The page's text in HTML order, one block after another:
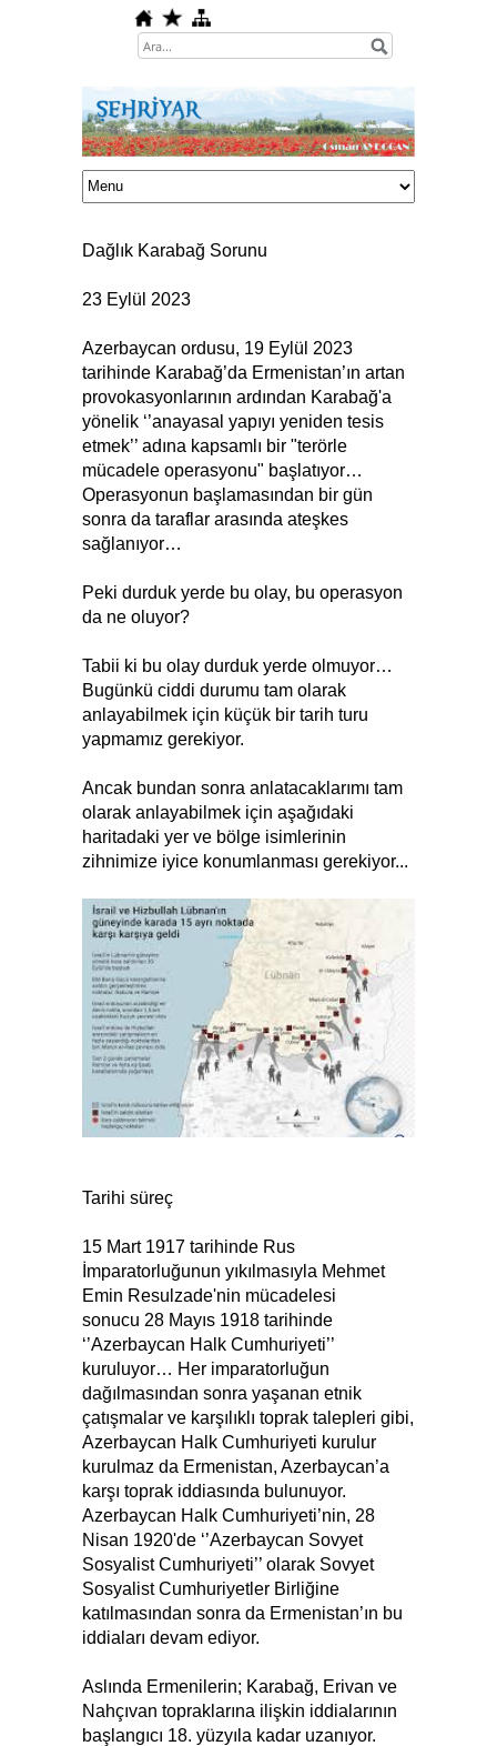
Dağlık Karabağ Sorunu
23 Eylül 2023
Azerbaycan ordusu, 19 Eylül 2023
tarihinde Karabağ’da Ermenistan’ın artan
provokasyonlarının ardından Karabağ'a
yönelik ‘’anayasal yapıyı yeniden tesis
etmek’’ adına kapsamlı bir "terörle
mücadele operasyonu" başlatıyor…
Operasyonun başlamasından bir gün
sonra da taraflar arasında ateşkes
sağlanıyor…
Peki durduk yerde bu olay, bu operasyon
da ne oluyor?
Tabii ki bu olay durduk yerde olmuyor…
Bugünkü ciddi durumu tam olarak
anlayabilmek için küçük bir tarih turu
yapmamız gerekiyor.
Ancak bundan sonra anlatacaklarımı tam
olarak anlayabilmek için aşağıdaki
haritadaki yer ve bölge isimlerinin
zihnimize iyice konumlanması gerekiyor...
Tarihi süreç
15 Mart 1917 tarihinde Rus
İmparatorluğunun yıkılmasıyla Mehmet
Emin Resulzade'nin mücadelesi
sonucu 28 Mayıs 1918 tarihinde
‘’Azerbaycan Halk Cumhuriyeti’’
kuruluyor… Her imparatorluğun
dağılmasından sonra yaşanan etnik
çatışmalar ve karşılıklı toprak talepleri gibi,
Azerbaycan Halk Cumhuriyeti kurulur
kurulmaz da Ermenistan, Azerbaycan’a
karşı toprak iddiasında bulunuyor.
Azerbaycan Halk Cumhuriyeti’nin, 28
Nisan 1920'de ‘’Azerbaycan Sovyet
Sosyalist Cumhuriyeti’’ olarak Sovyet
Sosyalist Cumhuriyetler Birliğine
katılmasından sonra da Ermenistan’ın bu
iddiaları devam ediyor.
Aslında Ermenilerin; Karabağ, Erivan ve
Nahçıvan topraklarına ilişkin iddialarının
başlangıcı 18. yüzyıla kadar uzanıyor.